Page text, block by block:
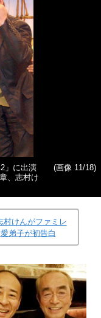
」に出演
、志村け
(画像 11/18)
村けんがファミレ
弟子が初告白